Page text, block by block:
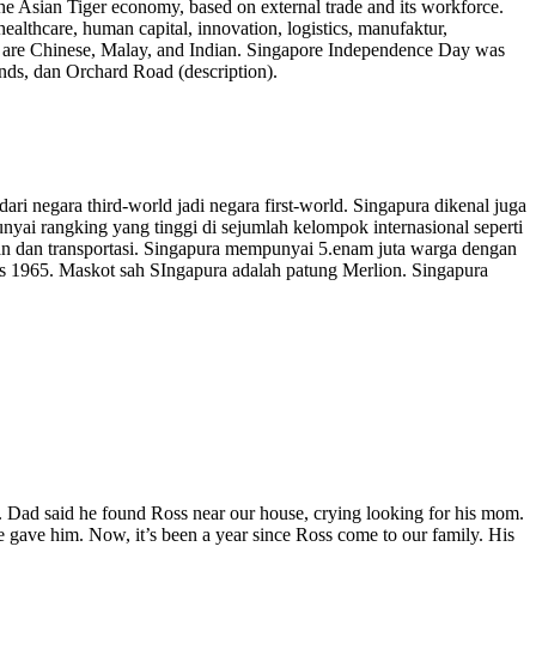
Tiger economy, based on external trade and its workforce.
human capital, innovation, logistics, manufaktur,
Chinese, Malay, and Indian. Singapore Independence Day was
dan Orchard Road (description).
negara third-world jadi negara first-world. Singapura dikenal juga
rangking yang tinggi di sejumlah kelompok internasional seperti
transportasi. Singapura mempunyai 5.enam juta warga dengan
Maskot sah SIngapura adalah patung Merlion. Singapura
said he found Ross near our house, crying looking for his mom.
him. Now, it’s been a year since Ross come to our family. His